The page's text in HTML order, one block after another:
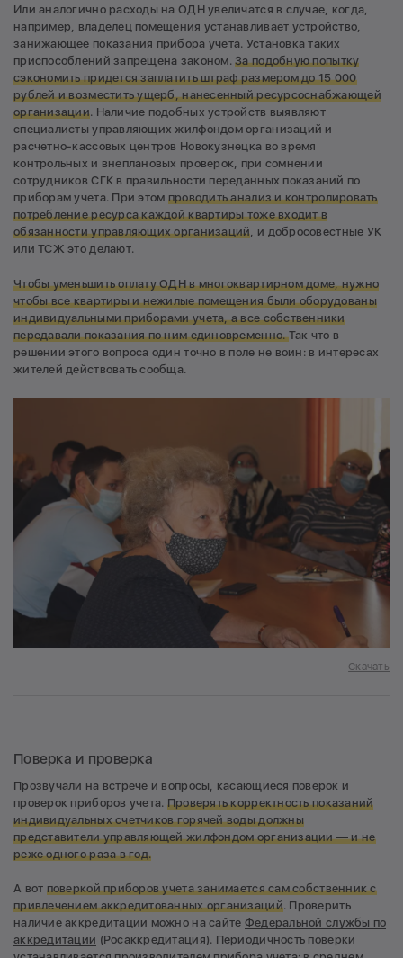
Или аналогично расходы на ОДН увеличатся в случае, когда,
например, владелец помещения устанавливает устройство,
занижающее показания прибора учета. Установка таких
приспособлений запрещена законом.За подобную попытку
сэкономить придется заплатить штраф размером до 15 000
рублей и возместить ущерб, нанесенный ресурсоснабжающей
организации. Наличие подобных устройств выявляют
специалисты управляющих жилфондом организаций и
расчетно-кассовых центров Новокузнецка во время
контрольных и внеплановых проверок, при сомнении
сотрудников СГК в правильности переданных показаний по
приборам учета. При этом проводить анализ и контролировать
потребление ресурса каждой квартиры тоже входит в
обязанности управляющих организаций, и добросовестные УК
или ТСЖ это делают.
Чтобы уменьшить оплатуОДН в многоквартирном доме,нужно
чтобы все квартиры и нежилые помещения были оборудованы
индивидуальными приборами учета, а все собственники
передавали показания по ним единовременно.Так что в
решении этого вопроса один точно в поле не воин: в интересах
жителей действовать сообща.
Скачать
Поверка и проверка
Прозвучали на встрече и вопросы, касающиеся поверок и
проверок приборов учета. Проверять корректность показаний
индивидуальных счетчиков горячей воды должны
представители управляющей жилфондом организации — и не
реже одного раза в год.
А вот поверкой приборов учета занимается сам собственник с
привлечением аккредитованных организаций. Проверить
наличие аккредитации можно на сайте Федеральной службы по
аккредитации (Росаккредитация). Периодичность поверки